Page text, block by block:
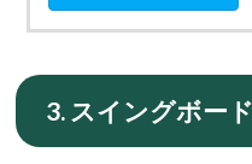
3. スイングボード